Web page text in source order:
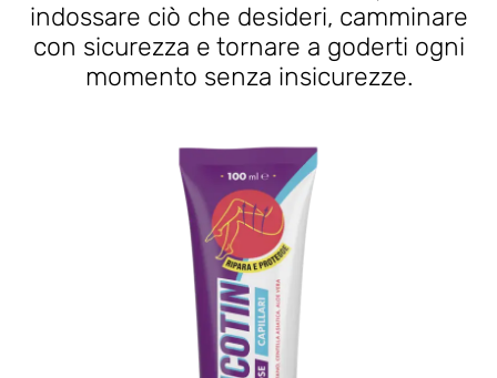
indossare ciò che desideri, camminare
con sicurezza e tornare a goderti ogni
momento senza insicurezze.